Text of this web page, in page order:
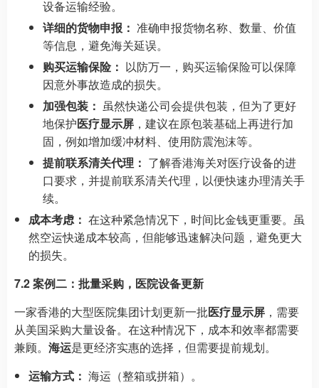
设备运输经验。
详细的货物申报： 准确申报货物名称、数量、价值
等信息，避免海关延误。
购买运输保险： 以防万一，购买运输保险可以保障
因意外事故造成的损失。
加强包装： 虽然快递公司会提供包装，但为了更好
地保护医疗显示屏 ，建议在原包装基础上再进行加
固，例如增加缓冲材料、使用防震泡沫等。
提前联系清关代理： 了解香港海关对医疗设备的进
口要求，并提前联系清关代理，以便快速办理清关手
续。
成本考虑： 在这种紧急情况下，时间比金钱更重要。虽
然空运快递成本较高，但能够迅速解决问题，避免更大
的损失。
7.2 案例二：批量采购，医院设备更新
一家香港的大型医院集团计划更新一批医疗显示屏 ，需要
从美国采购大量设备。在这种情况下，成本和效率都需要
兼顾。 海运是更经济实惠的选择，但需要提前规划。
运输方式： 海运（整箱或拼箱）。